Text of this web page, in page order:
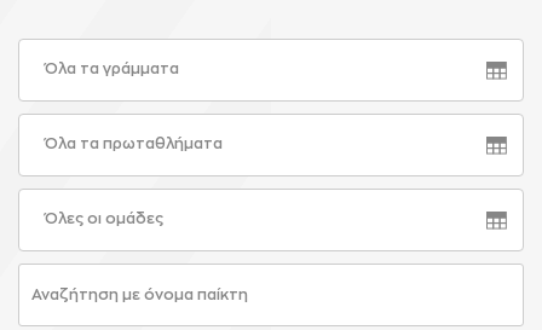
Όλα τα γράμματα
Όλα τα πρωταθλήματα
Όλες οι ομάδες